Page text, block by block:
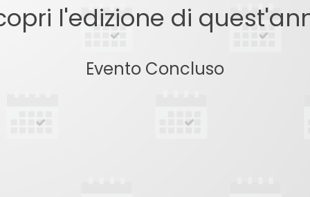
l'edizione di
Evento Concluso